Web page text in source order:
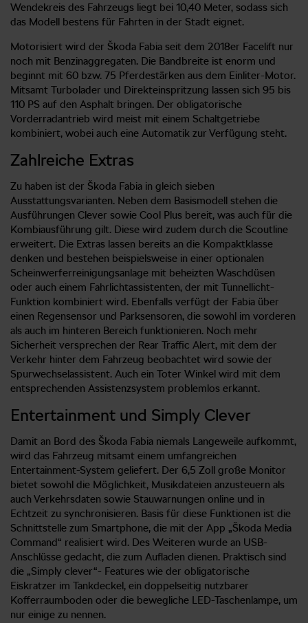
Wendekreis des Fahrzeugs liegt bei 10,40 Meter, sodass sich
das Modell bestens für Fahrten in der Stadt eignet.
Motorisiert wird der Škoda Fabia seit dem 2018er Facelift nur
noch mit Benzinaggregaten. Die Bandbreite ist enorm und
beginnt mit 60 bzw. 75 Pferdestärken aus dem Einliter-Motor.
Mitsamt Turbolader und Direkteinspritzung lassen sich 95 bis
110 PS auf den Asphalt bringen. Der obligatorische
Vorderradantrieb wird meist mit einem Schaltgetriebe
kombiniert, wobei auch eine Automatik zur Verfügung steht.
Zahlreiche Extras
Zu haben ist der Škoda Fabia in gleich sieben
Ausstattungsvarianten. Neben dem Basismodell stehen die
Ausführungen Clever sowie Cool Plus bereit, was auch für die
Kombiausführung gilt. Diese wird zudem durch die Scoutline
erweitert. Die Extras lassen bereits an die Kompaktklasse
denken und bestehen beispielsweise in einer optionalen
Scheinwerferreinigungsanlage mit beheizten Waschdüsen
oder auch einem Fahrlichtassistenten, der mit Tunnellicht-
Funktion kombiniert wird. Ebenfalls verfügt der Fabia über
einen Regensensor und Parksensoren, die sowohl im vorderen
als auch im hinteren Bereich funktionieren. Noch mehr
Sicherheit versprechen der Rear Traffic Alert, mit dem der
Verkehr hinter dem Fahrzeug beobachtet wird sowie der
Spurwechselassistent. Auch ein Toter Winkel wird mit dem
entsprechenden Assistenzsystem problemlos erkannt.
Entertainment und Simply Clever
Damit an Bord des Škoda Fabia niemals Langeweile aufkommt,
wird das Fahrzeug mitsamt einem umfangreichen
Entertainment-System geliefert. Der 6,5 Zoll große Monitor
bietet sowohl die Möglichkeit, Musikdateien anzusteuern als
auch Verkehrsdaten sowie Stauwarnungen online und in
Echtzeit zu synchronisieren. Basis für diese Funktionen ist die
Schnittstelle zum Smartphone, die mit der App „Škoda Media
Command“ realisiert wird. Des Weiteren wurde an USB-
Anschlüsse gedacht, die zum Aufladen dienen. Praktisch sind
die „Simply clever“- Features wie der obligatorische
Eiskratzer im Tankdeckel, ein doppelseitig nutzbarer
Kofferraumboden oder die bewegliche LED-Taschenlampe, um
nur einige zu nennen.